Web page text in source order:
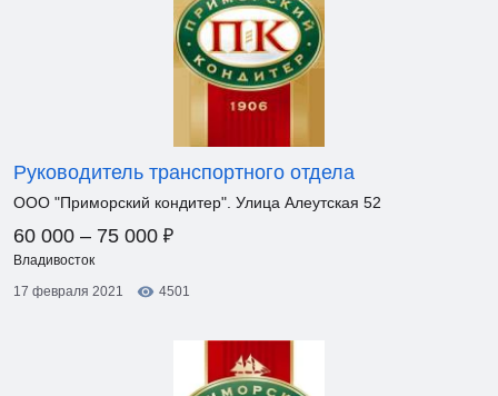
Руководитель транспортного отдела
ООО "Приморский кондитер". Улица Алеутская 52
60 000 – 75 000 ₽
Владивосток
17 февраля 2021
4501